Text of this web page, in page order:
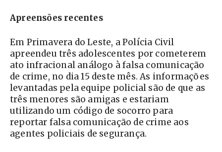
Apreensões recentes
Em Primavera do Leste, a Polícia Civil
apreendeu três adolescentes por cometerem
ato infracional análogo à falsa comunicação
de crime, no dia 15 deste mês. As informações
levantadas pela equipe policial são de que as
três menores são amigas e estariam
utilizando um código de socorro para
reportar falsa comunicação de crime aos
agentes policiais de segurança.